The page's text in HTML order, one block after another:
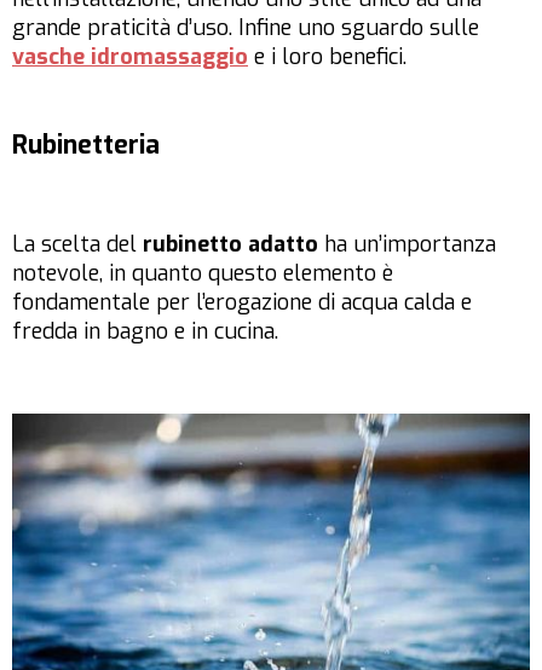
grande praticità d’uso. Infine uno sguardo sulle
vasche idromassaggio e i loro benefici.
Rubinetteria
La scelta del rubinetto adatto ha un’importanza
notevole, in quanto questo elemento è
fondamentale per l’erogazione di acqua calda e
fredda in bagno e in cucina.